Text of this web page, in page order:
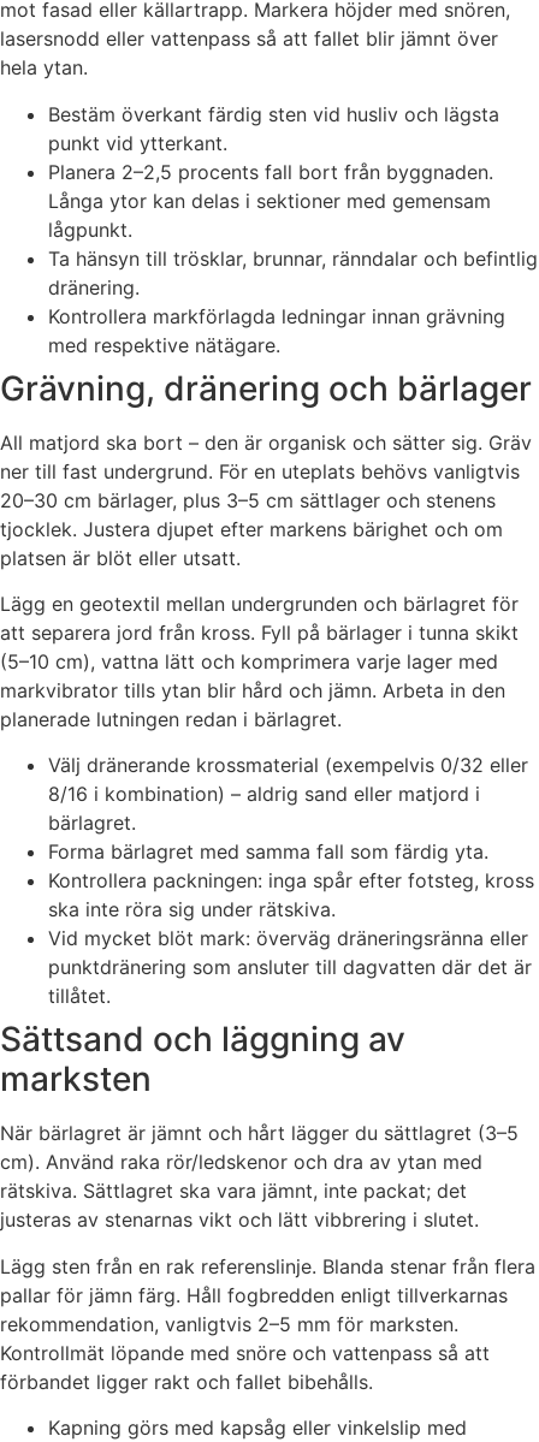
mot fasad eller källartrapp. Markera höjder med snören,
lasersnodd eller vattenpass så att fallet blir jämnt över
hela ytan.
Bestäm överkant färdig sten vid husliv och lägsta
punkt vid ytterkant.
Planera 2–2,5 procents fall bort från byggnaden.
Långa ytor kan delas i sektioner med gemensam
lågpunkt.
Ta hänsyn till trösklar, brunnar, ränndalar och befintlig
dränering.
Kontrollera markförlagda ledningar innan grävning
med respektive nätägare.
Grävning, dränering och bärlager
All matjord ska bort – den är organisk och sätter sig. Gräv
ner till fast undergrund. För en uteplats behövs vanligtvis
20–30 cm bärlager, plus 3–5 cm sättlager och stenens
tjocklek. Justera djupet efter markens bärighet och om
platsen är blöt eller utsatt.
Lägg en geotextil mellan undergrunden och bärlagret för
att separera jord från kross. Fyll på bärlager i tunna skikt
(5–10 cm), vattna lätt och komprimera varje lager med
markvibrator tills ytan blir hård och jämn. Arbeta in den
planerade lutningen redan i bärlagret.
Välj dränerande krossmaterial (exempelvis 0/32 eller
8/16 i kombination) – aldrig sand eller matjord i
bärlagret.
Forma bärlagret med samma fall som färdig yta.
Kontrollera packningen: inga spår efter fotsteg, kross
ska inte röra sig under rätskiva.
Vid mycket blöt mark: överväg dräneringsränna eller
punktdränering som ansluter till dagvatten där det är
tillåtet.
Sättsand och läggning av
marksten
När bärlagret är jämnt och hårt lägger du sättlagret (3–5
cm). Använd raka rör/ledskenor och dra av ytan med
rätskiva. Sättlagret ska vara jämnt, inte packat; det
justeras av stenarnas vikt och lätt vibbrering i slutet.
Lägg sten från en rak referenslinje. Blanda stenar från flera
pallar för jämn färg. Håll fogbredden enligt tillverkarnas
rekommendation, vanligtvis 2–5 mm för marksten.
Kontrollmät löpande med snöre och vattenpass så att
förbandet ligger rakt och fallet bibehålls.
Kapning görs med kapsåg eller vinkelslip med